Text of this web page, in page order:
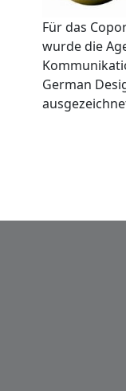
Für das
wurde die
German